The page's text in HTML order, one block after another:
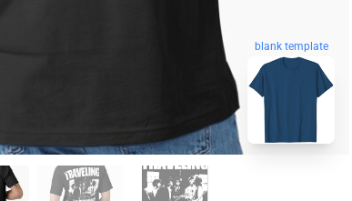
blank template